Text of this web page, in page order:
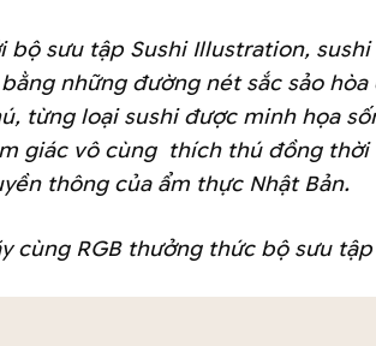
bộ sưu tập Sushi Illustration,
những đường nét sắc sảo
từng loại sushi được minh họa
giác vô cùng thích thú đồng
thông của ẩm thực Nhật Bản.
cùng RGB thưởng thức bộ sưu